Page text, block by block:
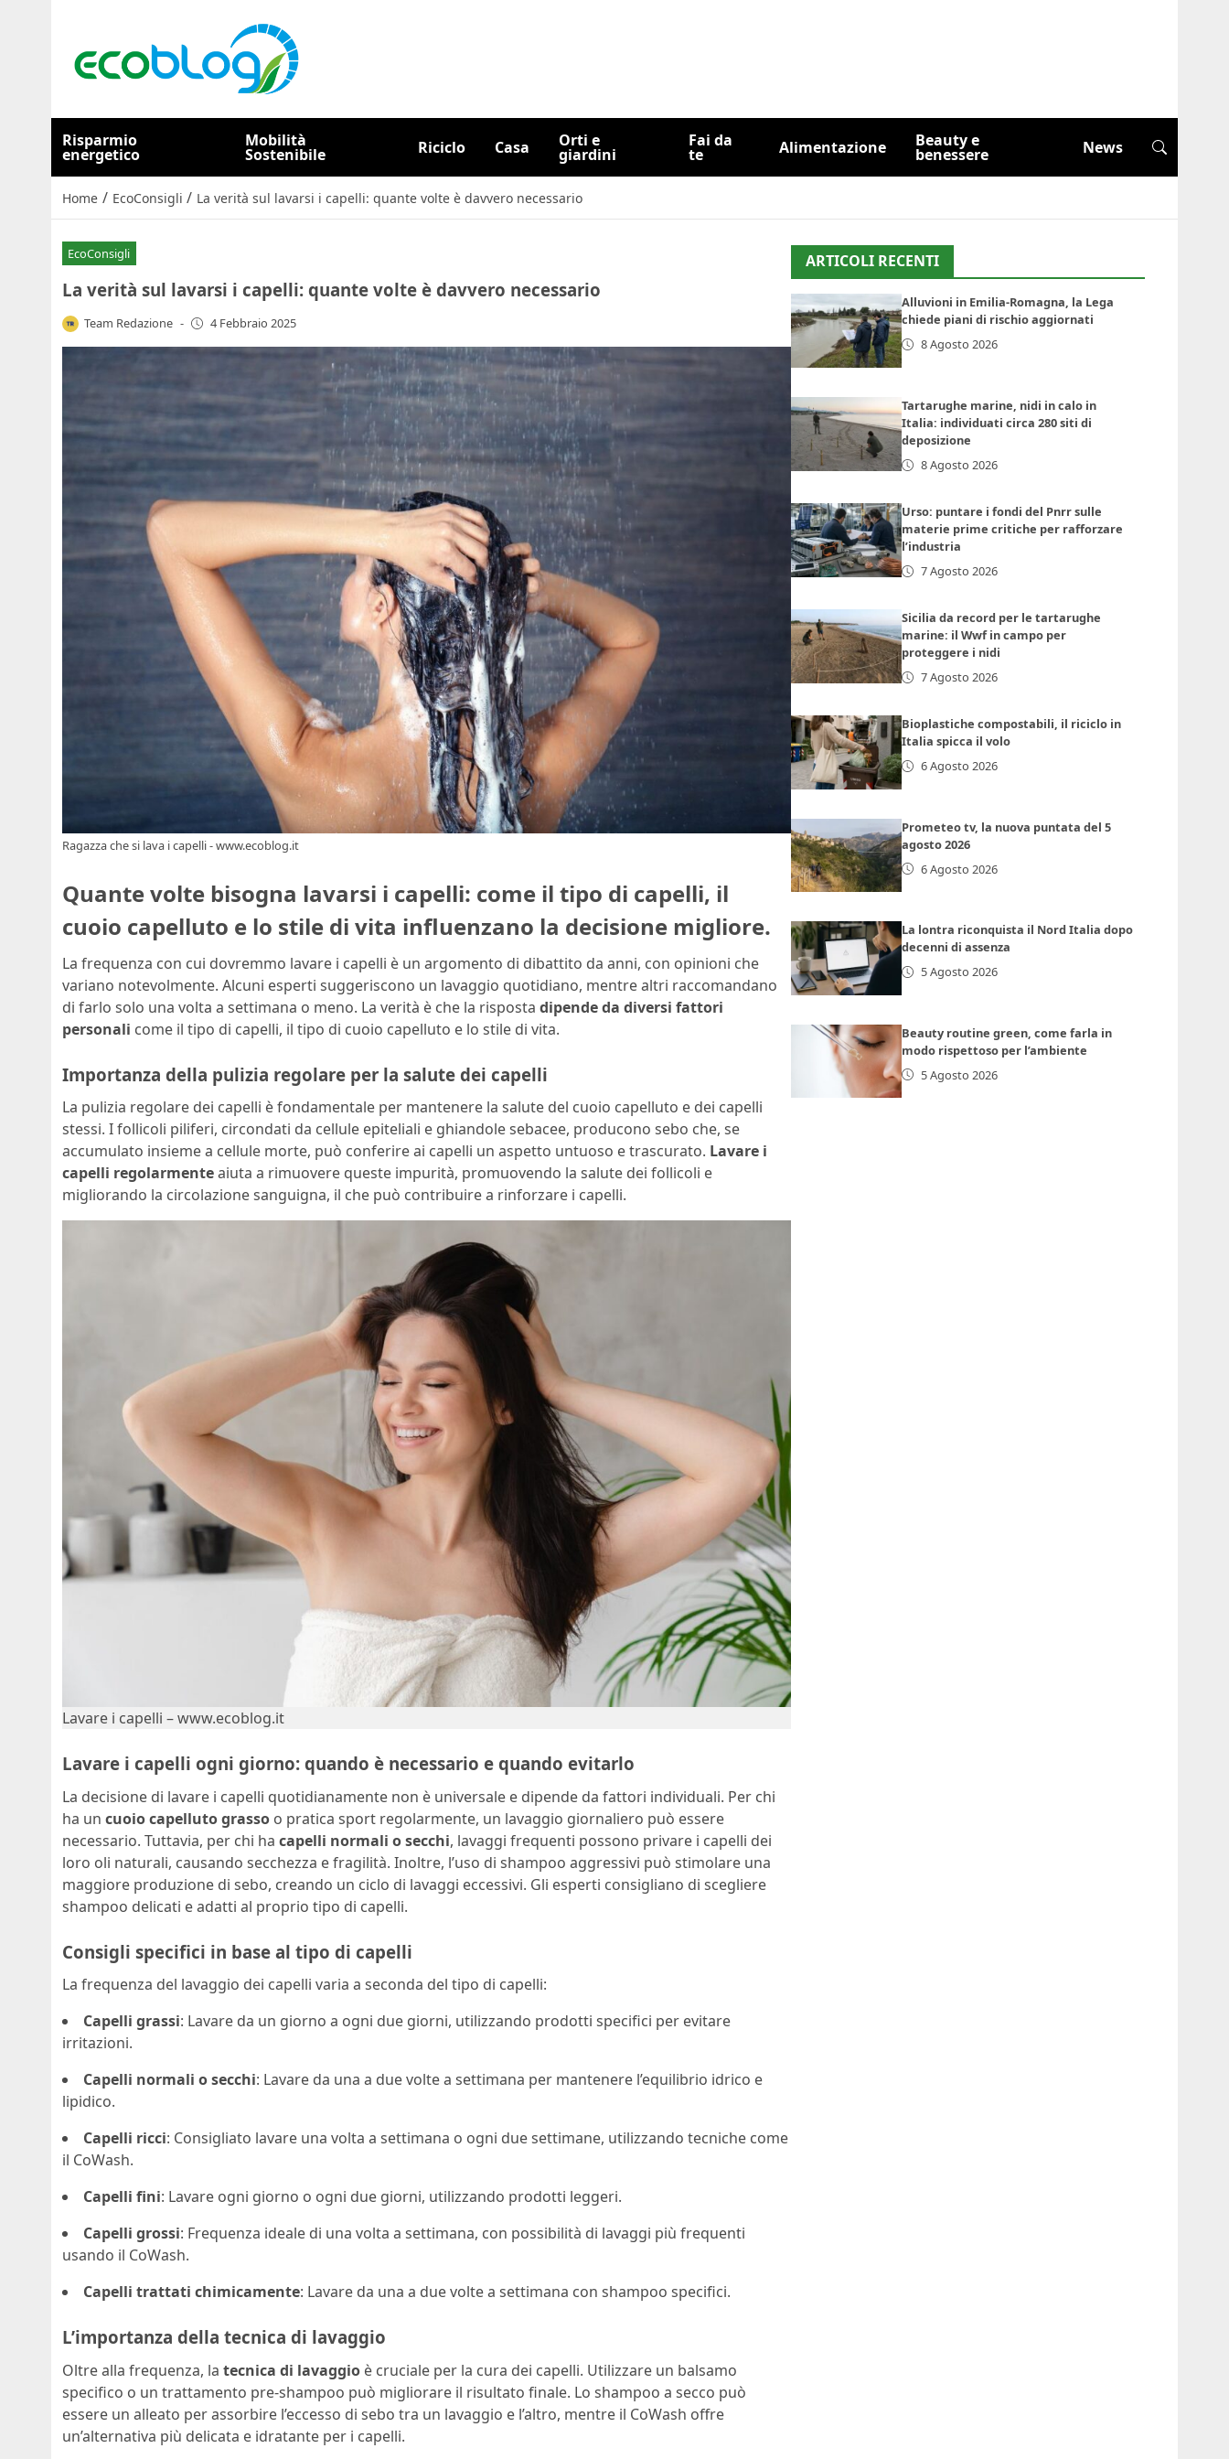
Risparmio
energetico
Mobilità
Sostenibile Riciclo Casa Orti e
giardini
Fai da
te Alimentazione Beauty e
benessere News
Home / EcoConsigli / La verità sul lavarsi i capelli: quante volte è davvero necessario
EcoConsigli
La verità sul lavarsi i capelli: quante volte è davvero necessario
Team Redazione - 4 Febbraio 2025
Ragazza che si lava i capelli - www.ecoblog.it
Quante volte bisogna lavarsi i capelli: come il tipo di capelli, il
cuoio capelluto e lo stile di vita influenzano la decisione migliore.
La frequenza con cui dovremmo lavare i capelli è un argomento di dibattito da anni, con opinioni che
variano notevolmente. Alcuni esperti suggeriscono un lavaggio quotidiano, mentre altri raccomandano
di farlo solo una volta a settimana o meno. La verità è che la risposta dipende da diversi fattori
personali come il tipo di capelli, il tipo di cuoio capelluto e lo stile di vita.
Importanza della pulizia regolare per la salute dei capelli
La pulizia regolare dei capelli è fondamentale per mantenere la salute del cuoio capelluto e dei capelli
stessi. I follicoli piliferi, circondati da cellule epiteliali e ghiandole sebacee, producono sebo che, se
accumulato insieme a cellule morte, può conferire ai capelli un aspetto untuoso e trascurato. Lavare i
capelli regolarmenteaiuta a rimuovere queste impurità, promuovendo la salute dei follicoli e
migliorando la circolazione sanguigna, il che può contribuire a rinforzare i capelli.
Lavare i capelli – www.ecoblog.it
Lavare i capelli ogni giorno: quando è necessario e quando evitarlo
La decisione di lavare i capelli quotidianamente non è universale e dipende da fattori individuali. Per chi
ha un cuoio capelluto grasso o pratica sport regolarmente, un lavaggio giornaliero può essere
necessario. Tuttavia, per chi ha capelli normali o secchi, lavaggi frequenti possono privare i capelli dei
loro oli naturali, causando secchezza e fragilità. Inoltre, l’uso di shampoo aggressivi può stimolare una
maggiore produzione di sebo, creando un ciclo di lavaggi eccessivi. Gli esperti consigliano di scegliere
shampoo delicati e adatti al proprio tipo di capelli.
Consigli specifici in base al tipo di capelli
La frequenza del lavaggio dei capelli varia a seconda del tipo di capelli:
Capelli grassi: Lavare da un giorno a ogni due giorni, utilizzando prodotti specifici per evitare
irritazioni.
Capelli normali o secchi: Lavare da una a due volte a settimana per mantenere l’equilibrio idrico e
lipidico.
Capelli ricci: Consigliato lavare una volta a settimana o ogni due settimane, utilizzando tecniche come
il CoWash.
Capelli fini: Lavare ogni giorno o ogni due giorni, utilizzando prodotti leggeri.
Capelli grossi: Frequenza ideale di una volta a settimana, con possibilità di lavaggi più frequenti
usando il CoWash.
Capelli trattati chimicamente: Lavare da una a due volte a settimana con shampoo specifici.
L’importanza della tecnica di lavaggio
Oltre alla frequenza, la tecnica di lavaggio è cruciale per la cura dei capelli. Utilizzare un balsamo
specifico o un trattamento pre-shampoo può migliorare il risultato finale. Lo shampoo a secco può
essere un alleato per assorbire l’eccesso di sebo tra un lavaggio e l’altro, mentre il CoWash offre
un’alternativa più delicata e idratante per i capelli.
ARTICOLI RECENTI
Alluvioni in Emilia-Romagna, la Lega
chiede piani di rischio aggiornati
8 Agosto 2026
Tartarughe marine, nidi in calo in
Italia: individuati circa 280 siti di
deposizione
8 Agosto 2026
Urso: puntare i fondi del Pnrr sulle
materie prime critiche per rafforzare
l’industria
7 Agosto 2026
Sicilia da record per le tartarughe
marine: il Wwf in campo per
proteggere i nidi
7 Agosto 2026
Bioplastiche compostabili, il riciclo in
Italia spicca il volo
6 Agosto 2026
Prometeo tv, la nuova puntata del 5
agosto 2026
6 Agosto 2026
La lontra riconquista il Nord Italia dopo
decenni di assenza
5 Agosto 2026
Beauty routine green, come farla in
modo rispettoso per l’ambiente
5 Agosto 2026